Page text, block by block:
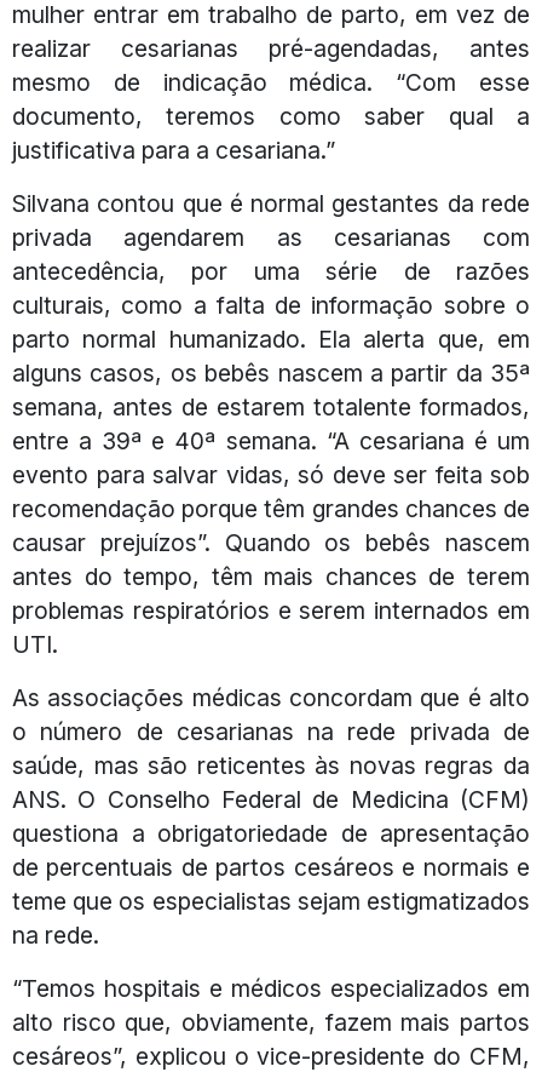
mulher entrar em trabalho de parto, em vez de
realizar cesarianas pré-agendadas, antes
mesmo de indicação médica. “Com esse
documento, teremos como saber qual a
justificativa para a cesariana.”
Silvana contou que é normal gestantes da rede
privada agendarem as cesarianas com
antecedência, por uma série de razões
culturais, como a falta de informação sobre o
parto normal humanizado. Ela alerta que, em
alguns casos, os bebês nascem a partir da 35ª
semana, antes de estarem totalente formados,
entre a 39ª e 40ª semana. “A cesariana é um
evento para salvar vidas, só deve ser feita sob
recomendação porque têm grandes chances de
causar prejuízos”. Quando os bebês nascem
antes do tempo, têm mais chances de terem
problemas respiratórios e serem internados em
UTI.
As associações médicas concordam que é alto
o número de cesarianas na rede privada de
saúde, mas são reticentes às novas regras da
ANS. O Conselho Federal de Medicina (CFM)
questiona a obrigatoriedade de apresentação
de percentuais de partos cesáreos e normais e
teme que os especialistas sejam estigmatizados
na rede.
“Temos hospitais e médicos especializados em
alto risco que, obviamente, fazem mais partos
cesáreos”, explicou o vice-presidente do CFM,